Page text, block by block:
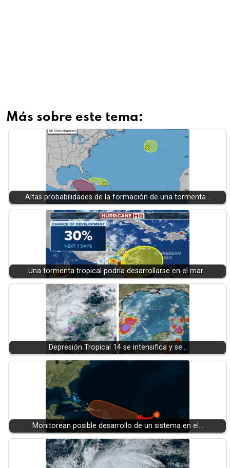
Más sobre este tema:
Altas probabilidades de la formación de una tormenta…
Una tormenta tropical podría desarrollarse en el mar…
Depresión Tropical 14 se intensifica y se…
Monitorean posible desarrollo de un sistema en el…